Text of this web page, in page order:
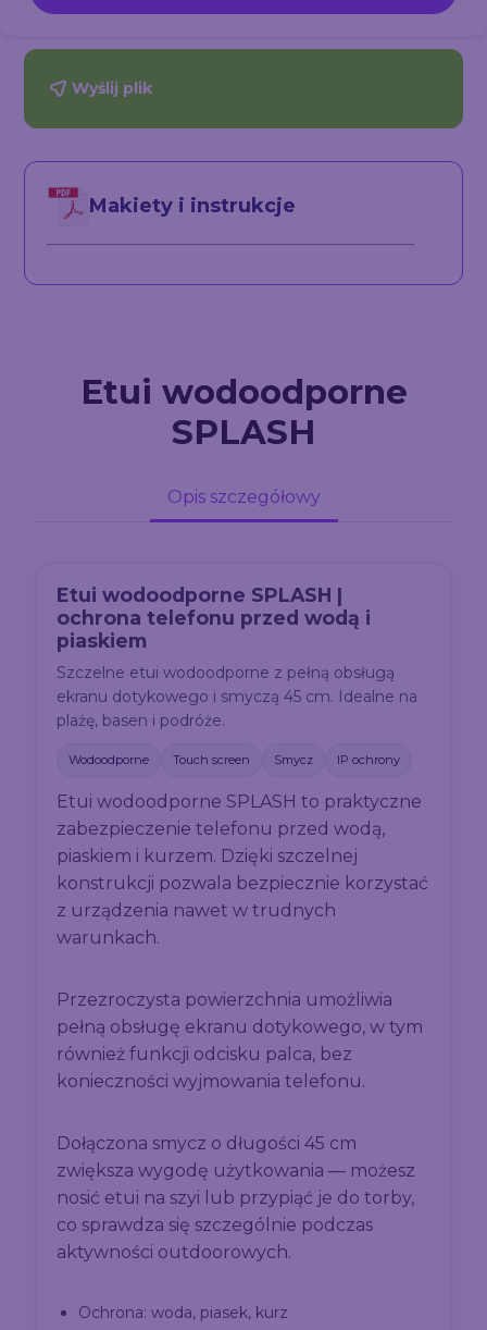
Wyślij plik
Makiety i instrukcje
Etui wodoodporne
SPLASH
Opis szczegółowy
Etui wodoodporne SPLASH |
ochrona telefonu przed wodą i
piaskiem
Szczelne etui wodoodporne z pełną obsługą
ekranu dotykowego i smyczą 45 cm. Idealne na
plażę, basen i podróże.
Wodoodporne Touch screen Smycz IP ochrony
Etui wodoodporne SPLASH to praktyczne
zabezpieczenie telefonu przed wodą,
piaskiem i kurzem. Dzięki szczelnej
konstrukcji pozwala bezpiecznie korzystać
z urządzenia nawet w trudnych
warunkach.
Przezroczysta powierzchnia umożliwia
pełną obsługę ekranu dotykowego, w tym
również funkcji odcisku palca, bez
konieczności wyjmowania telefonu.
Dołączona smycz o długości 45 cm
zwiększa wygodę użytkowania — możesz
nosić etui na szyi lub przypiąć je do torby,
co sprawdza się szczególnie podczas
aktywności outdoorowych.
Ochrona: woda, piasek, kurz